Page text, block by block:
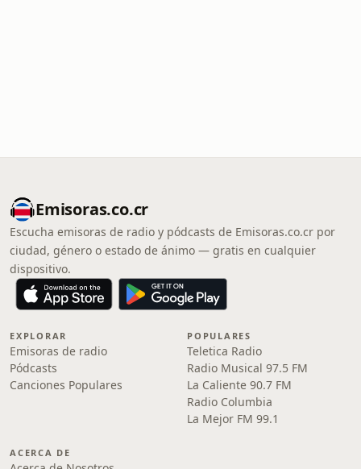
Emisoras.co.cr
Escucha emisoras de radio y pódcasts de Emisoras.co.cr por
ciudad, género o estado de ánimo — gratis en cualquier
dispositivo.
EXPLORAR
Emisoras de radio
Pódcasts
Canciones Populares
POPULARES
Teletica Radio
Radio Musical 97.5 FM
La Caliente 90.7 FM
Radio Columbia
La Mejor FM 99.1
ACERCA DE